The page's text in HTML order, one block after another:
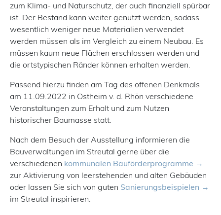
zum Klima- und Naturschutz, der auch finanziell spürbar
ist. Der Bestand kann weiter genutzt werden, sodass
wesentlich weniger neue Materialien verwendet
werden müssen als im Vergleich zu einem Neubau. Es
müssen kaum neue Flächen erschlossen werden und
die ortstypischen Ränder können erhalten werden.
Passend hierzu finden am Tag des offenen Denkmals
am 11.09.2022 in Ostheim v. d. Rhön verschiedene
Veranstaltungen zum Erhalt und zum Nutzen
historischer Baumasse statt.
Nach dem Besuch der Ausstellung informieren die
Bauverwaltungen im Streutal gerne über die
verschiedenen kommunalen Bauförderprogramme
zur Aktivierung von leerstehenden und alten Gebäuden
oder lassen Sie sich von guten Sanierungsbeispielen
im Streutal inspirieren.